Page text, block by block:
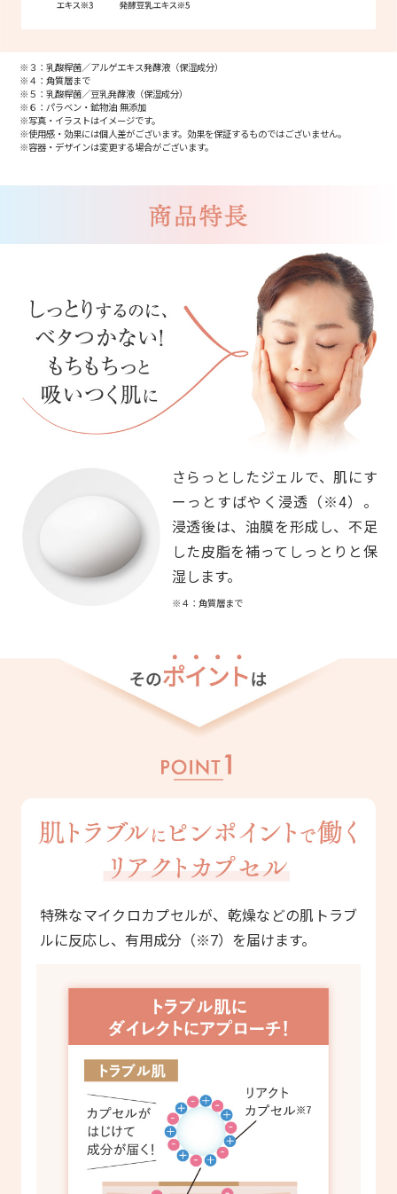
※３：乳酸桿菌／アルゲエキス発酵液（保湿成分）
※４：角質層まで
※５：乳酸桿菌／豆乳発酵液（保湿成分）
※６：パラベン・鉱物油 無添加
※写真・イラストはイメージです。
※使用感・効果には個人差がございます。効果を保証するものではございません。
※容器・デザインは変更する場合がございます。
さらっとしたジェルで、肌にす
ーっとすばやく浸透（※4）。
浸透後は、油膜を形成し、不足
した皮脂を補ってしっとりと保
湿します。
※４：角質層まで
特殊なマイクロカプセルが、乾燥などの肌トラブ
ルに反応し、有用成分（※7）を届けます。